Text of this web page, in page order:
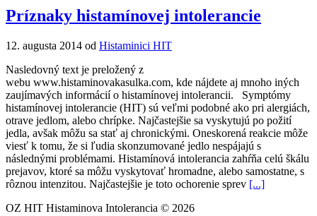
Príznaky histamínovej intolerancie
12. augusta 2014 od Histaminici HIT
Nasledovný text je preložený z
webu www.histaminovakasulka.com, kde nájdete aj mnoho iných
zaujímavých informácií o histamínovej intolerancii. Symptómy
histamínovej intolerancie (HIT) sú veľmi podobné ako pri alergiách,
otrave jedlom, alebo chrípke. Najčastejšie sa vyskytujú po požití
jedla, avšak môžu sa stať aj chronickými. Oneskorená reakcie môže
viesť k tomu, že si ľudia skonzumované jedlo nespájajú s
následnými problémami. Histamínová intolerancia zahŕňa celú škálu
prejavov, ktoré sa môžu vyskytovať hromadne, alebo samostatne, s
rôznou intenzitou. Najčastejšie je toto ochorenie sprev [...]
OZ HIT Histaminova Intolerancia © 2026